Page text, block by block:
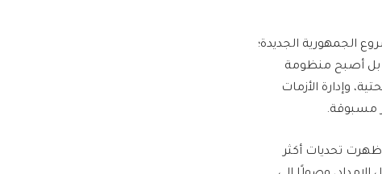
الجمهورية الجديدة؛
بل أصبح منظومة
وإدارة الأزمات
مسبوقة.
ظهرت تحديات أكثر